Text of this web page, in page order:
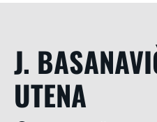
J.
UTENA